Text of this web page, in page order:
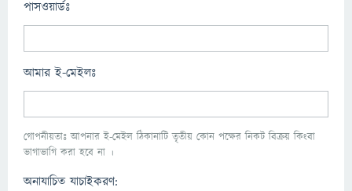
পাসওয়ার্ডঃ
আমার ই-মেইলঃ
গোপনীয়তাঃ আপনার ই-মেইল ঠিকানাটি তৃতীয় কোন পক্ষের নিকট বিক্রয় কিংবা
ভাগাভাগি করা হবে না ।
অনাযাচিত যাচাইকরণ: